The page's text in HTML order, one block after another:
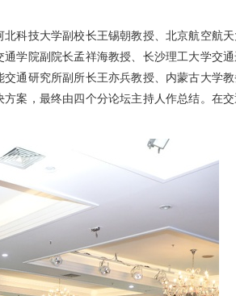
科技大学副校长王锡朝教授、北京航空航
学院副院长孟祥海教授、长沙理工大学交
通研究所副所长王亦兵教授、内蒙古大学
案，最终由四个分论坛主持人作总结。在